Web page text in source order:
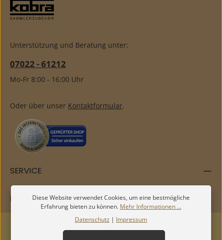
Unterstützung und Beratung unter:
07022 - 61212
Mo-Fr 8:00 - 16:00 Uhr
Oder über unser Kontaktformular.
SERVICE
INFORMATIONEN
Diese Website verwendet Cookies, um eine bestmögliche
Erfahrung bieten zu können. Mehr Informationen ...
Datenschutz | Impressum